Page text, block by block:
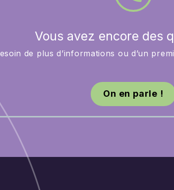
Vous avez encore des
de plus d’informations ou d’un
On en parle !